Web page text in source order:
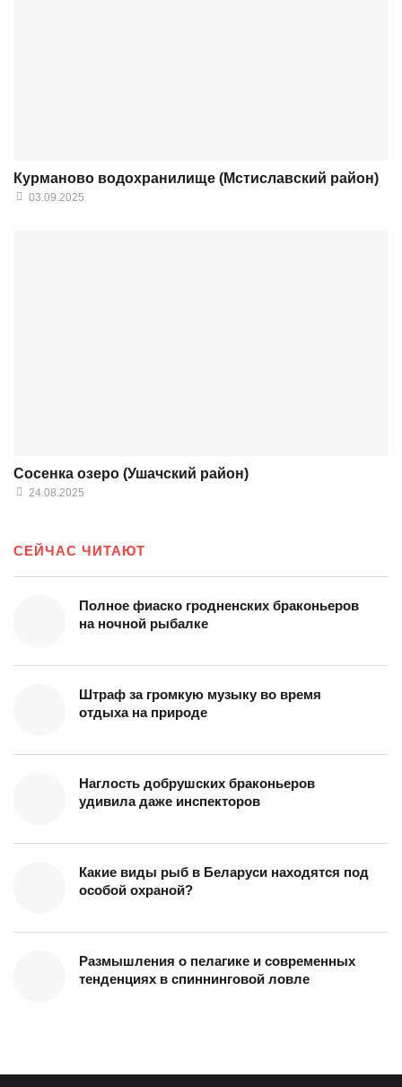
Курманово водохранилище (Мстиславский район)
03.09.2025
Сосенка озеро (Ушачский район)
24.08.2025
СЕЙЧАС ЧИТАЮТ
Полное фиаско гродненских браконьеров
на ночной рыбалке
Штраф за громкую музыку во время
отдыха на природе
Наглость добрушских браконьеров
удивила даже инспекторов
Какие виды рыб в Беларуси находятся под
особой охраной?
Размышления о пелагике и современных
тенденциях в спиннинговой ловле